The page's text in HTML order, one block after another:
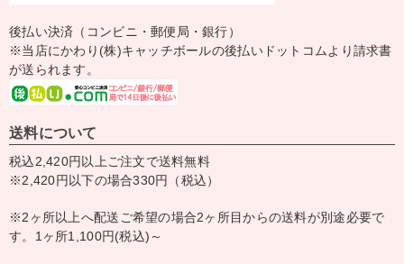
後払い決済（コンビニ・郵便局・銀行）
※当店にかわり(株)キャッチボールの後払いドットコムより請求書
が送られます。
送料について
税込2,420円以上ご注文で送料無料
※2,420円以下の場合330円（税込）
※2ヶ所以上へ配送ご希望の場合2ヶ所目からの送料が別途必要で
す。1ヶ所1,100円(税込)～